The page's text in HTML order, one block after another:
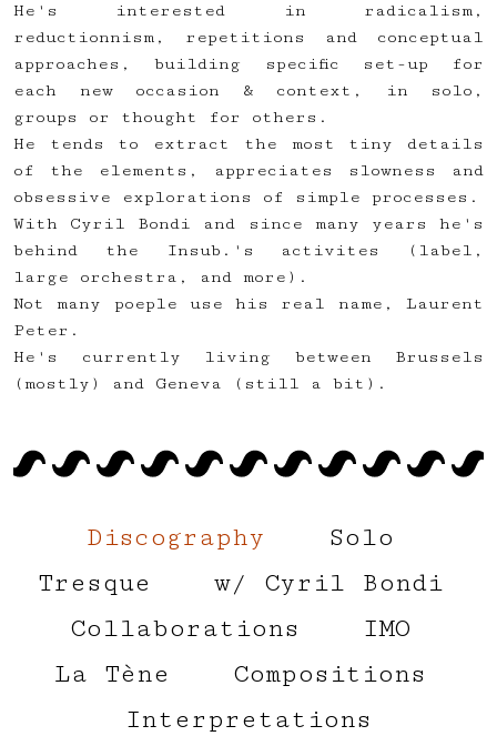
He's interested in radicalism,
reductionnism, repetitions and conceptual
approaches, building specific set-up for
each new occasion & context, in solo,
groups or thought for others.
He tends to extract the most tiny details
of the elements, appreciates slowness and
obsessive explorations of simple processes.
With Cyril Bondi and since many years he's
behind the Insub.'s activites (label,
large orchestra, and more).
Not many poeple use his real name, Laurent
Peter.
He's currently living between Brussels
(mostly) and Geneva (still a bit).
Discography
Solo
Tresque
w/ Cyril Bondi
Collaborations
IMO
La Tène
Compositions
Interpretations